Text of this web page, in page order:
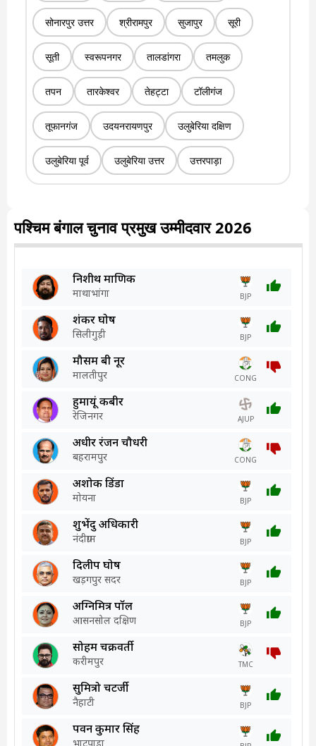
सोनारपुर उत्तर श्रीरामपुर सुजापुर सूरी
सूती स्वरूपनगर तालडांगरा तमलुक
तपन तारकेश्वर तेहट्टा टॉलीगंज
तूफानगंज उदयनरायणपुर उलुबेरिया दक्षिण
उलुबेरिया पूर्व उलुबेरिया उत्तर उत्तरपाड़ा
पश्चिम बंगाल चुनाव प्रमुख उम्मीदवार 2026